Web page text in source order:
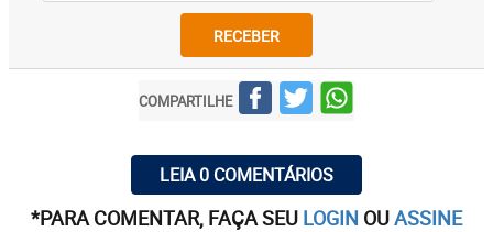
RECEBER
COMPARTILHE
LEIA 0 COMENTÁRIOS
*PARA COMENTAR, FAÇA SEU LOGIN OUASSINE